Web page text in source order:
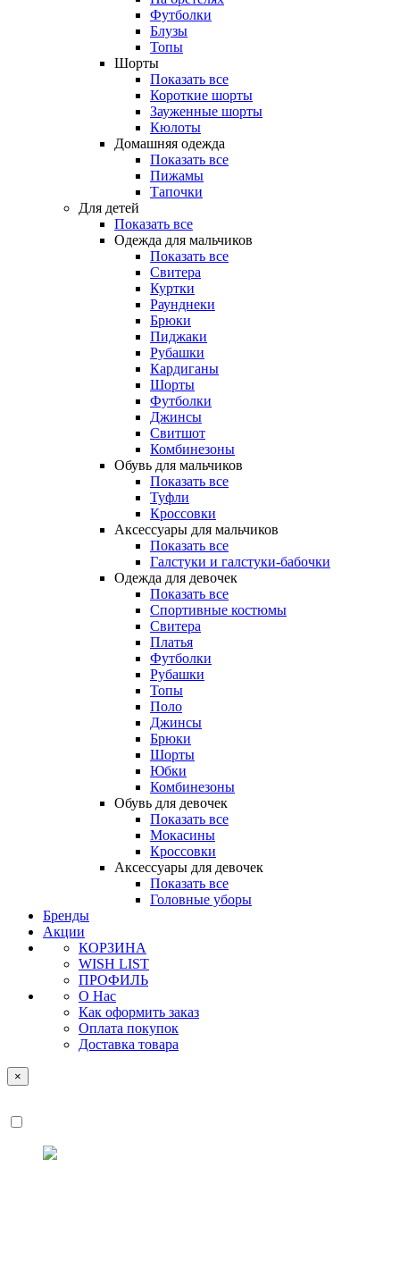
Футболки
Блузы
Топы
Шорты
Показать все
Короткие шорты
Зауженные шорты
Кюлоты
Домашняя одежда
Показать все
Пижамы
Тапочки
Для детей
Показать все
Одежда для мальчиков
Показать все
Свитера
Куртки
Раунднеки
Брюки
Пиджаки
Рубашки
Кардиганы
Шорты
Футболки
Джинсы
Свитшот
Комбинезоны
Обувь для мальчиков
Показать все
Туфли
Кроссовки
Аксессуары для мальчиков
Показать все
Галстуки и галстуки-бабочки
Одежда для девочек
Показать все
Спортивные костюмы
Свитера
Платья
Футболки
Рубашки
Топы
Поло
Джинсы
Брюки
Шорты
Юбки
Комбинезоны
Обувь для девочек
Показать все
Мокасины
Кроссовки
Аксессуары для девочек
Показать все
Головные уборы
Бренды
Акции
КОРЗИНА
WISH LIST
ПРОФИЛЬ
О Нас
Как оформить заказ
Оплата покупок
Доставка товара
×